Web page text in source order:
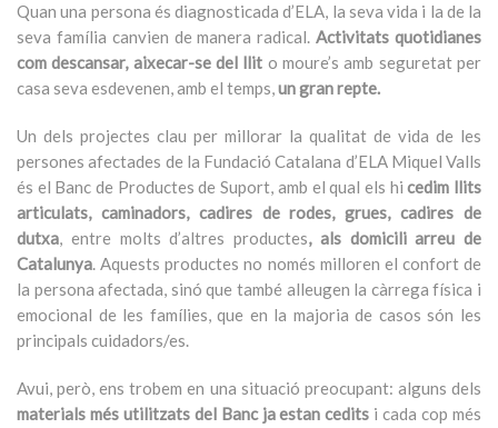
Quan una persona és diagnosticada d’ELA, la seva vida i la de la
seva família canvien de manera radical.Activitats quotidianes
com descansar, aixecar-se del llit o moure’s amb seguretat per
casa seva esdevenen, amb el temps,un gran repte.
Un dels projectes clau per millorar la qualitat de vida de les
persones afectades de la Fundació Catalana d’ELA Miquel Valls
és el Banc de Productes de Suport, amb el qual els hicedim llits
articulats, caminadors, cadires de rodes, grues, cadires de
dutxa, entre molts d’altres productes, als domicili arreu de
Catalunya. Aquests productes no només milloren el confort de
la persona afectada, sinó que també alleugen la càrrega física i
emocional de les famílies, que en la majoria de casos són les
principals cuidadors/es.
Avui, però, ens trobem en una situació preocupant: alguns dels
materials més utilitzats del Banc ja estan cedits i cada cop més